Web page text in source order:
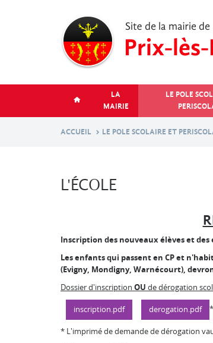
LA
MAIRIE
LE POLE
ACCUEIL LE POLE SCOLAIRE ET
L'ÉCOLE
Inscription des nouveaux élèves et
Les enfants qui passent en CP et
(Evigny, Mondigny, Warnécourt),
Dossier d'inscription OU de dérogation
inscription.pdf derogation.pdf *
* L'imprimé de demande de dérogation